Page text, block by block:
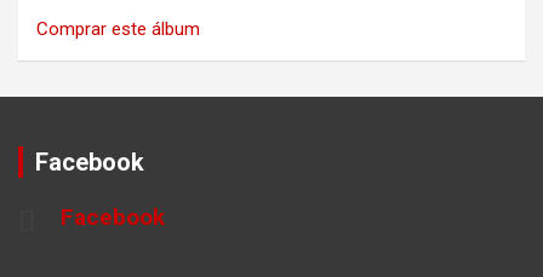
Comprar este álbum
Facebook
Facebook